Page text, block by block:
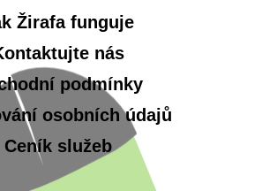
Žirafa funguje
nás
podmínky
osobních údajů
Ceník služeb